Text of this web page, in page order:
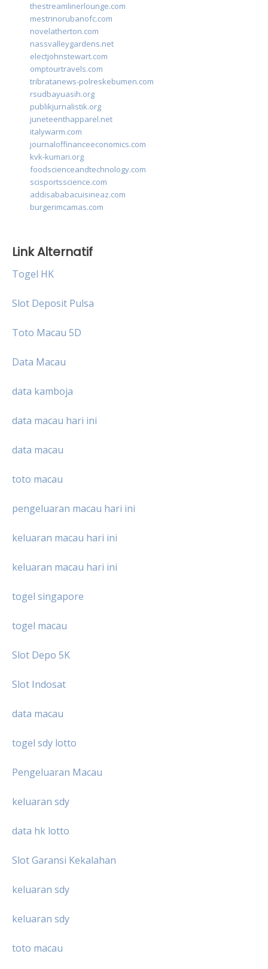
thestreamlinerlounge.com
mestrinorubanofc.com
novelatherton.com
nassvalleygardens.net
electjohnstewart.com
omptourtravels.com
tribratanews-polreskebumen.com
rsudbayuasih.org
publikjurnalistik.org
juneteenthapparel.net
italywarm.com
journaloffinanceeconomics.com
kvk-kumari.org
foodscienceandtechnology.com
scisportsscience.com
addisababacuisineaz.com
burgerimcamas.com
Link Alternatif
Togel HK
Slot Deposit Pulsa
Toto Macau 5D
Data Macau
data kamboja
data macau hari ini
data macau
toto macau
pengeluaran macau hari ini
keluaran macau hari ini
keluaran macau hari ini
togel singapore
togel macau
Slot Depo 5K
Slot Indosat
data macau
togel sdy lotto
Pengeluaran Macau
keluaran sdy
data hk lotto
Slot Garansi Kekalahan
keluaran sdy
keluaran sdy
toto macau